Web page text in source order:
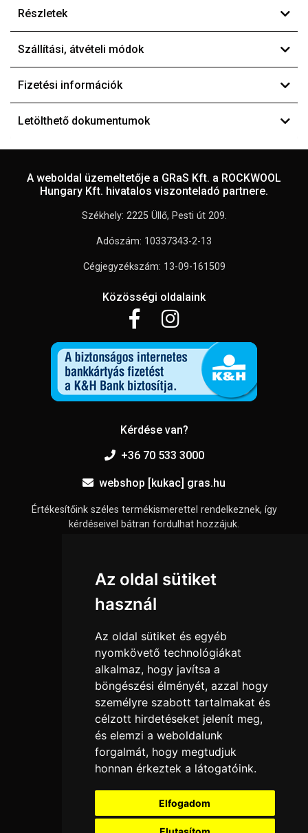
Az oldal sütiket
használ
Az oldal sütiket és egyéb
nyomkövető technológiákat
alkalmaz, hogy javítsa a
böngészési élményét, azzal hogy
személyre szabott tartalmakat és
célzott hirdetéseket jelenít meg,
és elemzi a weboldalunk
forgalmát, hogy megtudjuk
honnan érkeztek a látogatóink.
Elfogadom
Részletek
Szállítási, átvételi módok
Fizetési információk
Letölthető dokumentumok
A weboldal üzemeltetője a GRaS Kft. a ROCKWOOL
Hungary Kft. hivatalos viszonteladó partnere.
Székhely: 2225 Üllő, Pesti út 209.
Adószám: 10337343-2-13
Cégjegyzékszám: 13-09-161509
Közösségi oldalaink
Kérdése van?
+36 70 533 3000
webshop [kukac] gras.hu
Értékesítőink széles termékismerettel rendelkeznek, így
kérdéseivel bátran fordulhat hozzájuk.
Információk
Általános szerződési feltételek
Elállási nyilatkozat
Impresszum
Süti beállítások
Menü
Hírek, cikkek
Kapcsolat
Kedvenc termékeim
Letölthető katalógusok
Rólunk
Szállítás és fizetés